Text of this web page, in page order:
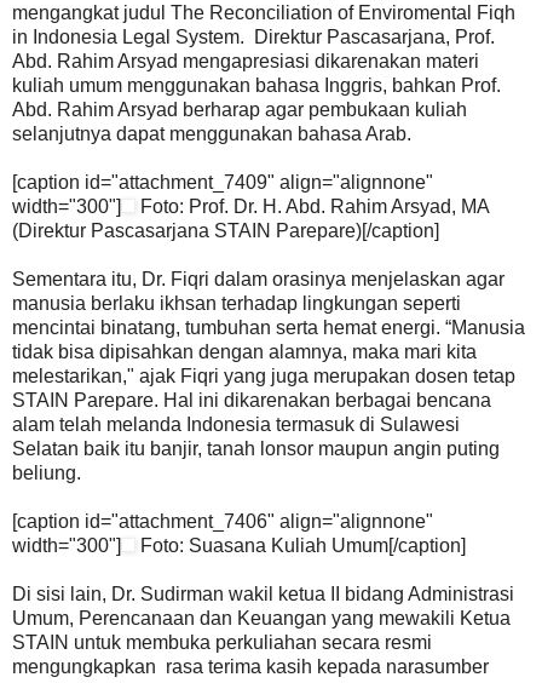
mengangkat judul The Reconciliation of Enviromental Fiqh
in Indonesia Legal System. Direktur Pascasarjana, Prof.
Abd. Rahim Arsyad mengapresiasi dikarenakan materi
kuliah umum menggunakan bahasa Inggris, bahkan Prof.
Abd. Rahim Arsyad berharap agar pembukaan kuliah
selanjutnya dapat menggunakan bahasa Arab.
[caption id="attachment_7409" align="alignnone"
width="300"]
Foto: Prof. Dr. H. Abd. Rahim Arsyad, MA
(Direktur Pascasarjana STAIN Parepare)[/caption]
Sementara itu, Dr. Fiqri dalam orasinya menjelaskan agar
manusia berlaku ikhsan terhadap lingkungan seperti
mencintai binatang, tumbuhan serta hemat energi. “Manusia
tidak bisa dipisahkan dengan alamnya, maka mari kita
melestarikan," ajak Fiqri yang juga merupakan dosen tetap
STAIN Parepare. Hal ini dikarenakan berbagai bencana
alam telah melanda Indonesia termasuk di Sulawesi
Selatan baik itu banjir, tanah lonsor maupun angin puting
beliung.
[caption id="attachment_7406" align="alignnone"
width="300"]
Foto: Suasana Kuliah Umum[/caption]
Di sisi lain, Dr. Sudirman wakil ketua II bidang Administrasi
Umum, Perencanaan dan Keuangan yang mewakili Ketua
STAIN untuk membuka perkuliahan secara resmi
mengungkapkan rasa terima kasih kepada narasumber